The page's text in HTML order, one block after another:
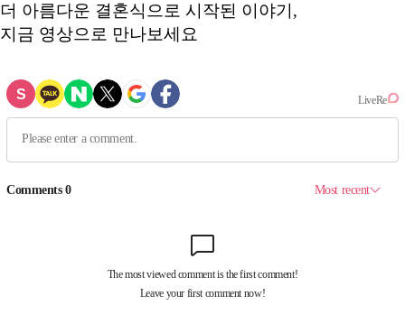
더 아름다운 결혼식으로 시작된 이야기,
지금 영상으로 만나보세요